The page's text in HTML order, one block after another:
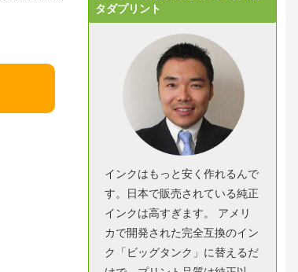
タダプリント
インクはもっと安く作れるんで
す。日本で販売されている純正
インクは高すぎます。 アメリ
カで開発された完全互換のイン
ク「ビッグタンク」に替えるだ